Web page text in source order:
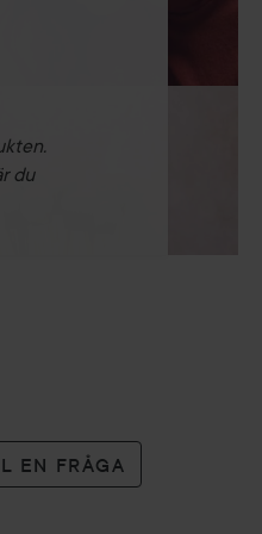
du
EN FRÅGA